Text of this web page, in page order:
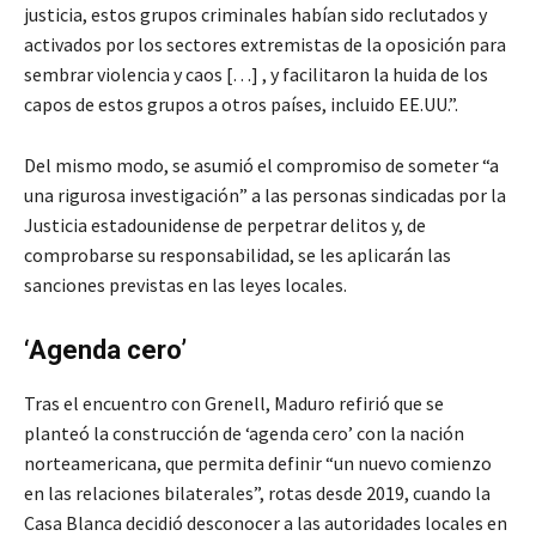
justicia, estos grupos criminales habían sido reclutados y
activados por los sectores extremistas de la oposición para
sembrar violencia y caos […] , y facilitaron la huida de los
capos de estos grupos a otros países, incluido EE.UU.”.
Del mismo modo, se asumió el compromiso de someter “a
una rigurosa investigación” a las personas sindicadas por la
Justicia estadounidense de perpetrar delitos y, de
comprobarse su responsabilidad, se les aplicarán las
sanciones previstas en las leyes locales.
‘Agenda cero’
Tras el encuentro con Grenell, Maduro refirió que se
planteó la construcción de ‘agenda cero’ con la nación
norteamericana, que permita definir “un nuevo comienzo
en las relaciones bilaterales”, rotas desde 2019, cuando la
Casa Blanca decidió desconocer a las autoridades locales en